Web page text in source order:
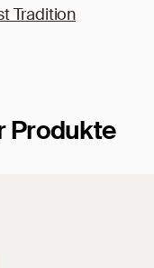
Tradition
Produkte